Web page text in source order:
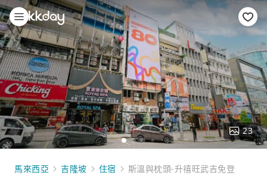
23
馬來西亞 吉隆坡 住宿 斯溫與枕頭-升禧旺武吉免登